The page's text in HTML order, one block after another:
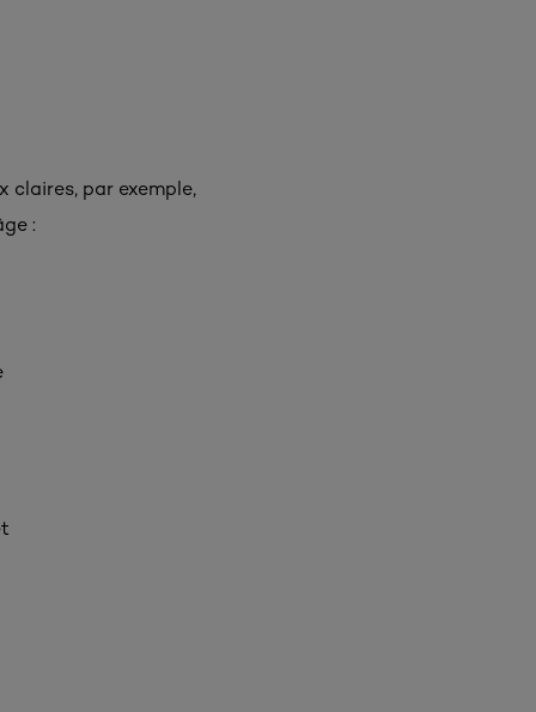
claires, par exemple,
: